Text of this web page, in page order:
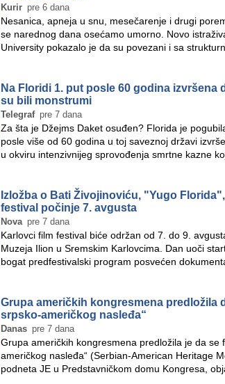
Kurir pre 6 dana
Nesanica, apneja u snu, mesečarenje i drugi
se narednog dana osećamo umorno. Novo
University pokazalo je da su povezani i sa
Na Floridi 1. put posle 60 godina
su bili monstrumi
Telegraf pre 7 dana
Za šta je Džejms Daket osuđen? Florida je
posle više od 60 godina u toj saveznoj državi
u okviru intenzivnijeg sprovođenja smrtne kazne
Izložba o Bati Živojinoviću, "Yugo
festival počinje 7. avgusta
Nova pre 7 dana
Karlovci film festival biće održan od 7. do 9.
Muzeja Ilion u Sremskim Karlovcima. Dan uoči
bogat predfestivalski program posvećen
Grupa američkih kongresmena predložila
srpsko-američkog nasleđa“
Danas pre 7 dana
Grupa američkih kongresmena predložila je da se
američkog nasleđa“ (Serbian-American Heritage
podneta JE u Predstavničkom domu Kongresa,